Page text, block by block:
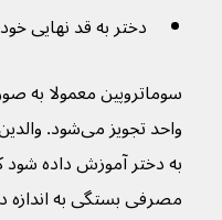
دختر به قد نهایی
سوماتروپین معمولا به
به دختر آموزش داده شود
مصرفی بستگی به اندازه